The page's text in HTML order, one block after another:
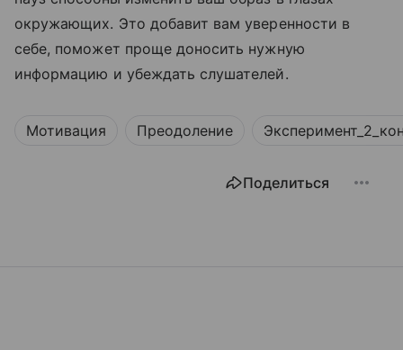
окружающих. Это добавит вам уверенности в
себе, поможет проще доносить нужную
информацию и убеждать слушателей.
Мотивация Преодоление
Поделиться